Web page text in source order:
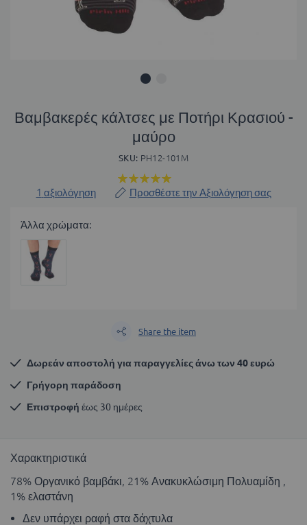
στην
Βαμβακερές κάλτσες με Ποτήρι Κρασιού -
μαύρο
SKU PH12-101M
Βαθμολογία:
100
% of100
1 αξιολόγηση Προσθέστε την Αξιολόγηση σας
Άλλα χρώματα:
Share the item
Δωρεάν αποστολή για παραγγελίες άνω των 40 ευρώ
Γρήγορη παράδοση
Επιστροφή έως 30 ημέρες
Χαρακτηριστικά
78% Οργανικό βαμβάκι, 21% Ανακυκλώσιμη Πολυαμίδη ,
1% ελαστάνη
Δεν υπάρχει ραφή στα δάχτυλα